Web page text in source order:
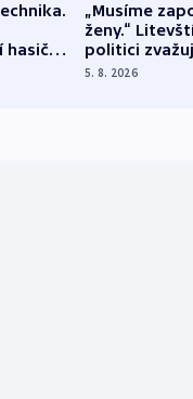
hasiči z
„Musíme
ženy.“
politici
dohodu o
5. 8. 2026